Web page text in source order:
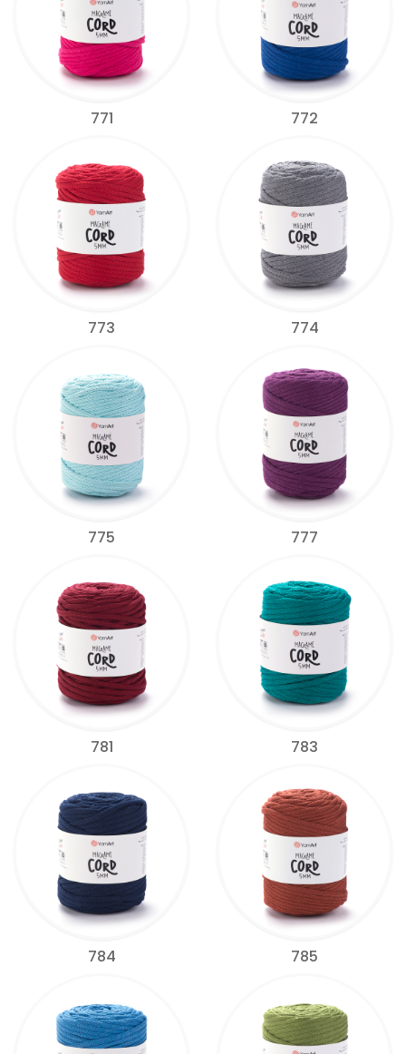
771 772
773 774
775 777
781 783
784 785